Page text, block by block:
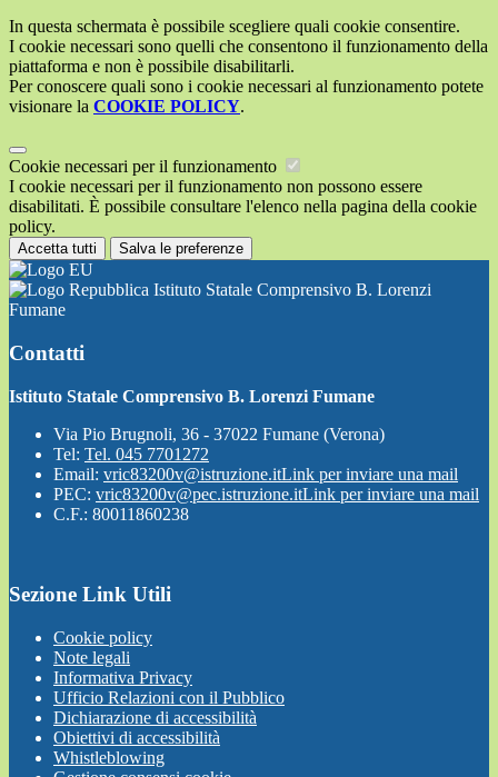
In questa schermata è possibile scegliere quali cookie consentire.
I cookie necessari sono quelli che consentono il funzionamento della
piattaforma e non è possibile disabilitarli.
Per conoscere quali sono i cookie necessari al funzionamento potete
visionare la COOKIE POLICY.
Cookie necessari per il funzionamento
I cookie necessari per il funzionamento non possono essere
disabilitati. È possibile consultare l'elenco nella pagina della cookie
policy.
Accetta tutti Salva le preferenze
Istituto Statale Comprensivo B. Lorenzi
Fumane
Contatti
Istituto Statale Comprensivo B. Lorenzi Fumane
Via Pio Brugnoli, 36 - 37022 Fumane (Verona)
Tel: Tel. 045 7701272
Email: vric83200v@istruzione.itLink per inviare una mail
PEC: vric83200v@pec.istruzione.itLink per inviare una mail
C.F.: 80011860238
Sezione Link Utili
Cookie policy
Note legali
Informativa Privacy
Ufficio Relazioni con il Pubblico
Dichiarazione di accessibilità
Obiettivi di accessibilità
Whistleblowing